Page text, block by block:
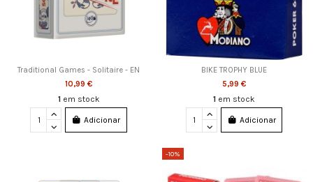
Traditional Games - Solitaire - EN
10,99 €
1 em stock
Adicionar
BIKE TROPHY BLUE
5,99 €
1 em stock
Adicionar
-10%